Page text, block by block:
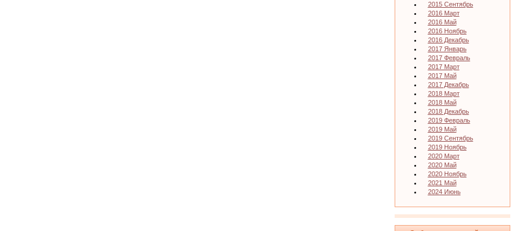
2015 Сентябрь
2016 Март
2016 Май
2016 Ноябрь
2016 Декабрь
2017 Январь
2017 Февраль
2017 Март
2017 Май
2017 Декабрь
2018 Март
2018 Май
2018 Декабрь
2019 Февраль
2019 Май
2019 Сентябрь
2019 Ноябрь
2020 Март
2020 Май
2020 Ноябрь
2021 Май
2024 Июнь